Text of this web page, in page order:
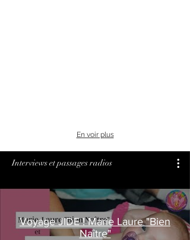
En voir plus
Interviews et passages radios
Voyage JIDE ! Marie Laure "Bien
Naître"